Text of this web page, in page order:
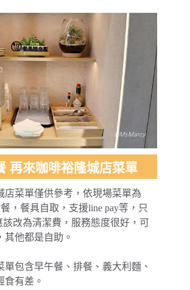
再來咖啡裕隆城店菜單
店菜單僅供參考，依現場菜單為
，餐具自取，支援line pay等，只
該改為清潔費，服務態度很好，可
其他都是自助。
包含早午餐、排餐、義大利麵、
食有差。